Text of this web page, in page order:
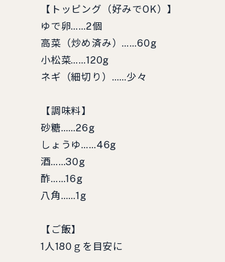
【トッピング（好みでOK）】
ゆで卵……2個
高菜（炒め済み）……60g
小松菜……120g
ネギ（細切り）……少々
【調味料】
砂糖……26g
しょうゆ……46g
酒……30g
酢……16g
八角……1g
【ご飯】
1人180ｇを目安に